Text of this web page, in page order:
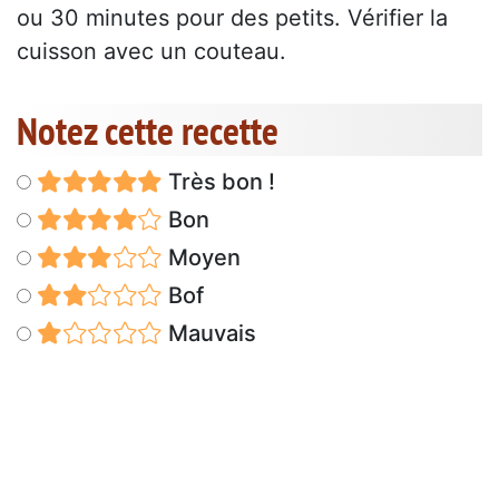
ou 30 minutes pour des petits. Vérifier la
cuisson avec un couteau.
Notez cette recette
Très bon !
Bon
Moyen
Bof
Mauvais